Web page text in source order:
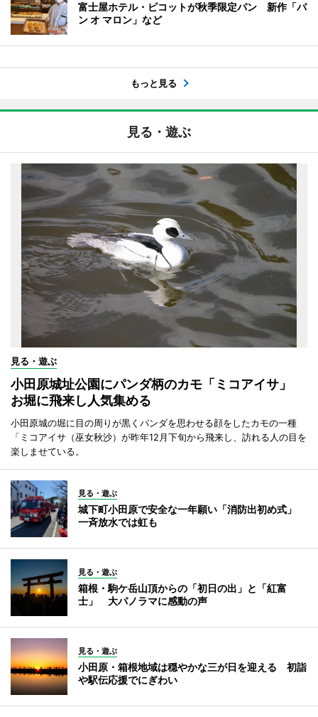
富士屋ホテル・ピコットが秋季限定パン 新作「パ
ン オ マロン」など
もっと見る
見る・遊ぶ
見る・遊ぶ
小田原城址公園にパンダ柄のカモ「ミコアイサ」
お堀に飛来し人気集める
小田原城の堀に目の周りが黒くパンダを思わせる顔をしたカモの一種
「ミコアイサ（巫女秋沙）が昨年12月下旬から飛来し、訪れる人の目を
楽しませている。
見る・遊ぶ
城下町小田原で安全な一年願い「消防出初め式」
一斉放水では虹も
見る・遊ぶ
箱根・駒ケ岳山頂からの「初日の出」と「紅富
士」 大パノラマに感動の声
見る・遊ぶ
小田原・箱根地域は穏やかな三が日を迎える 初詣
や駅伝応援でにぎわい